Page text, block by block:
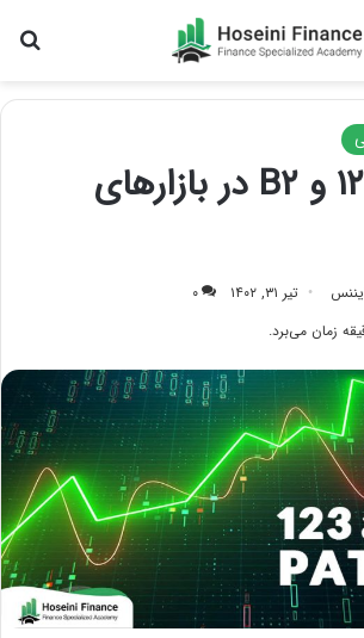
الگوهای ۱۲۳ و B۲ در بازارهای
تیر ۳۱, ۱۴۰۲
۰